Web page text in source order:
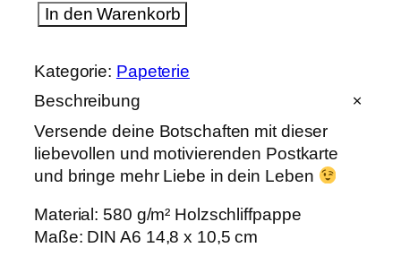
P
o
k
a
r
t
e
"
M
r
e
A
In den Warenkorb
Kategorie: Papeterie
Beschreibung
Versende deine Botschaften mit dieser
liebevollen und motivierenden Postkarte
und bringe mehr Liebe in dein Leben
Material: 580 g/m² Holzschliffpappe
Maße: DIN A6 14,8 x 10,5 cm